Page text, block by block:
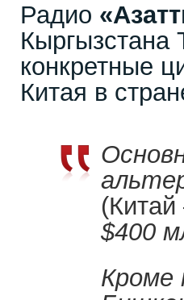
Радио
Кыргызстана
конкретные
Китая в
(Китай
$400
Кроме